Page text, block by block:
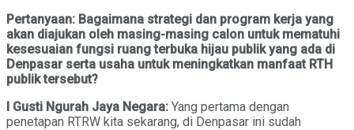
Pertanyaan: Bagaimana strategi dan program kerja yang
akan diajukan oleh masing-masing calon untuk mematuhi
kesesuaian fungsi ruang terbuka hijau publik yang ada di
Denpasar serta usaha untuk meningkatkan manfaat RTH
publik tersebut?
I Gusti Ngurah Jaya Negara: Yang pertama dengan
penetapan RTRW kita sekarang, di Denpasar ini sudah